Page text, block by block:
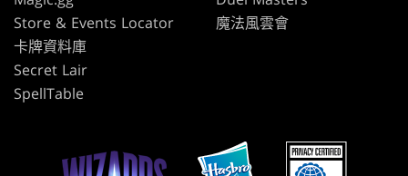
Store & Events Locator
卡牌資料庫
Secret Lair
SpellTable
魔法風雲會